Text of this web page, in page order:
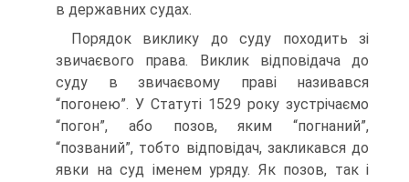
в державних судах.
Порядок виклику до суду походить зі
звичаєвого права. Виклик відповідача до
суду в звичаєвому праві називався
“погонею”. У Статуті 1529 року зустрічаємо
“погон”, або позов, яким “погнаний”,
“позваний”, тобто відповідач, закликався до
явки на суд іменем уряду. Як позов, так і